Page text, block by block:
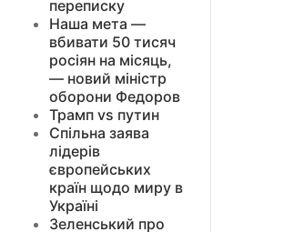
переписку
Наша мета —
вбивати 50 тисяч
росіян на місяць,
— новий міністр
оборони Федоров
Трамп vs путин
Спільна заява
лідерів
європейських
країн щодо миру в
Україні
Зеленський про